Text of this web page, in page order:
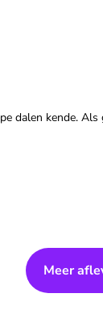
dalen kende.
Meer